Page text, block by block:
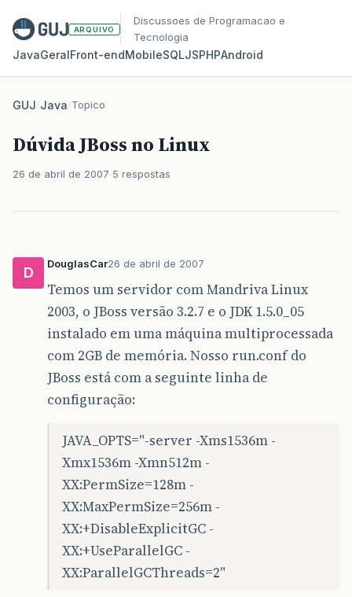
ARQUIVO
Discussoes de Programacao e
Tecnologia
JavaGeralFront‑endMobileSQLJSPHPAndroid
GUJ/Java/Topico
Dúvida JBoss no Linux
26 de abril de 2007 5 respostas
D
DouglasCar26 de abril de 2007
Temos um servidor com Mandriva Linux
2003, o JBoss versão 3.2.7 e o JDK 1.5.0_05
instalado em uma máquina multiprocessada
com 2GB de memória. Nosso run.conf do
JBoss está com a seguinte linha de
configuração:
JAVA_OPTS="-server -Xms1536m -
Xmx1536m -Xmn512m -
XX:PermSize=128m -
XX:MaxPermSize=256m -
XX:+DisableExplicitGC -
XX:+UseParallelGC -
XX:ParallelGCThreads=2"